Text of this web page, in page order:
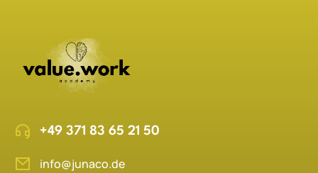
+49 371 83 65 21 50
info@junaco.de